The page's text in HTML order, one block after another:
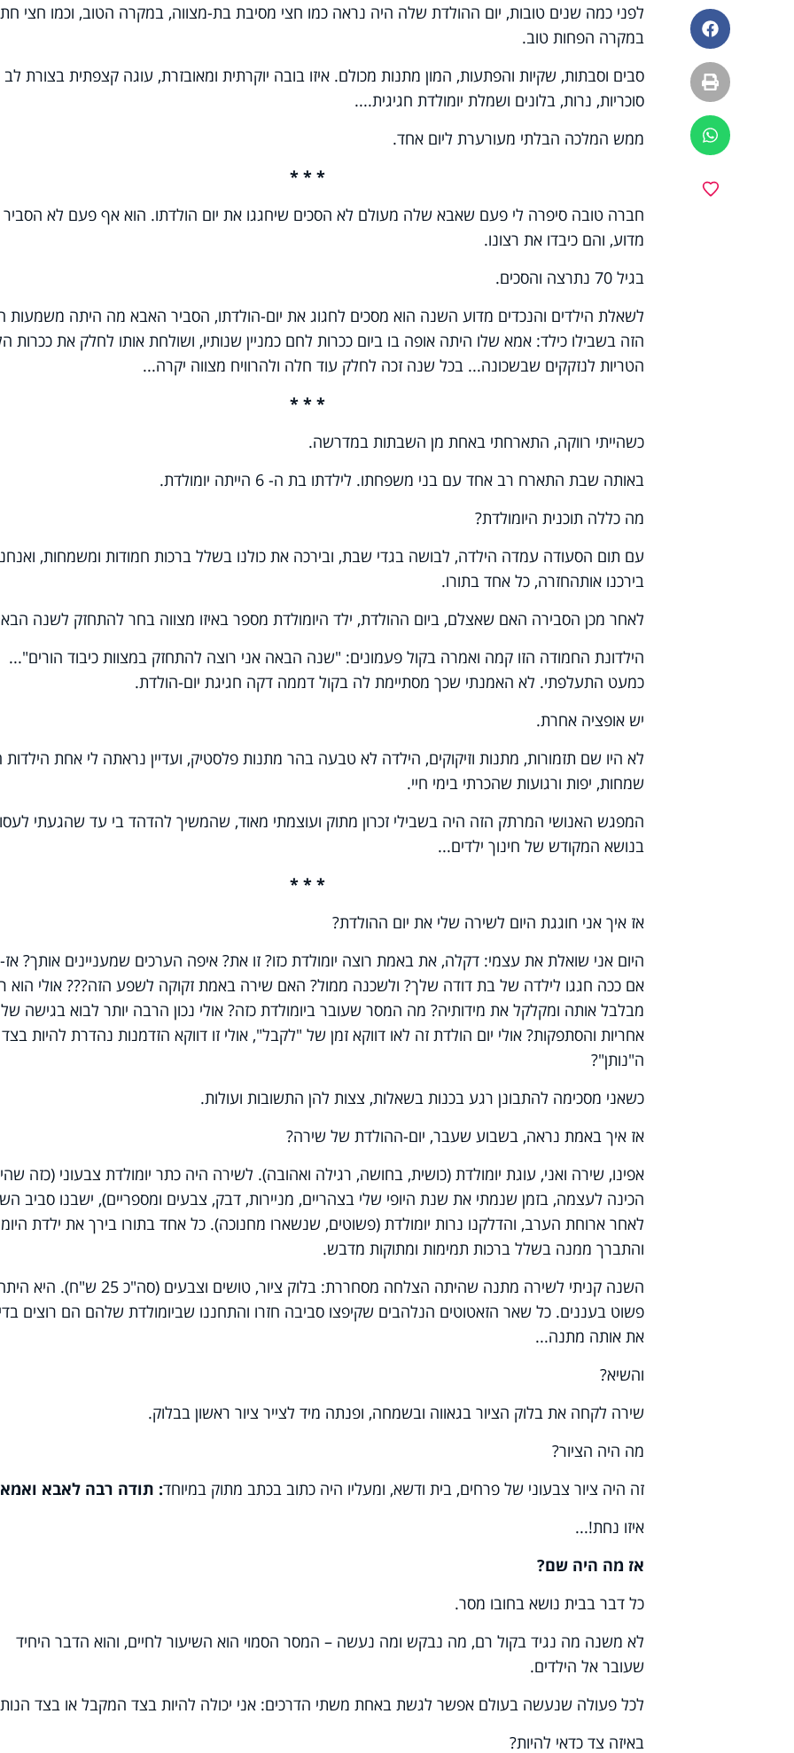
פייסבוק
הדפסה
ווטסאפ
לפני כמה שנים טובות, יום ההולדת שלה היה נראה כמו חצי מסיבת בת-מצווה, במקרה הטוב, וכמו חצי
במקרה הפחות טוב.
סבים וסבתות, שקיות והפתעות, המון מתנות מכולם. איזו בובה יוקרתית ומאובזרת, עוגה קצפתית בצורת
סוכריות, נרות, בלונים ושמלת יומולדת חגיגית....
ממש המלכה הבלתי מעורערת ליום אחד.
* * *
חברה טובה סיפרה לי פעם שאבא שלה מעולם לא הסכים שיחגגו את יום הולדתו. הוא אף פעם לא הסביר
מדוע, והם כיבדו את רצונו.
בגיל 70 נתרצה והסכים.
לשאלת הילדים והנכדים מדוע השנה הוא מסכים לחגוג את יום-הולדתו, הסביר האבא מה היתה משמעות
הזה בשבילו כילד: אמא שלו היתה אופה בו ביום ככרות לחם כמניין שנותיו, ושולחת אותו לחלק את ככרות
הטריות לנזקקים שבשכונה... בכל שנה זכה לחלק עוד חלה ולהרוויח מצווה יקרה...
* * *
כשהייתי רווקה, התארחתי באחת מן השבתות במדרשה.
באותה שבת התארח רב אחד עם בני משפחתו. לילדתו בת ה- 6 הייתה יומולדת.
מה כללה תוכנית היומולדת?
עם תום הסעודה עמדה הילדה, לבושה בגדי שבת, ובירכה את כולנו בשלל ברכות חמודות ומשמחות,
בירכנו אותהחזרה, כל אחד בתורו.
לאחר מכן הסבירה האם שאצלם, ביום ההולדת, ילד היומולדת מספר באיזו מצווה בחר להתחזק לשנה
הילדונת החמודה הזו קמה ואמרה בקול פעמונים: "שנה הבאה אני רוצה להתחזק במצוות כיבוד הורים"...
כמעט התעלפתי. לא האמנתי שכך מסתיימת לה בקול דממה דקה חגיגת יום-הולדת.
יש אופציה אחרת.
לא היו שם תזמורות, מתנות וזיקוקים, הילדה לא טבעה בהר מתנות פלסטיק, ועדיין נראתה לי אחת הילדות
שמחות, יפות ורגועות שהכרתי בימי חיי.
המפגש האנושי המרתק הזה היה בשבילי זכרון מתוק ועוצמתי מאוד, שהמשיך להדהד בי עד שהגעתי
בנושא המקודש של חינוך ילדים...
* * *
אז איך אני חוגגת היום לשירה שלי את יום ההולדת?
היום אני שואלת את עצמי: דקלה, את באמת רוצה יומולדת כזו? זו את? איפה הערכים שמעניינים אותך?
אם ככה חגגו לילדה של בת דודה שלך? ולשכנה ממול? האם שירה באמת זקוקה לשפע הזה??? אולי הוא
מבלבל אותה ומקלקל את מידותיה? מה המסר שעובר ביומולדת כזה? אולי נכון הרבה יותר לבוא בגישה של
אחריות והסתפקות? אולי יום הולדת זה לאו דווקא זמן של "לקבל", אולי זו דווקא הזדמנות נהדרת להיות בצד
ה"נותן"?
כשאני מסכימה להתבונן רגע בכנות בשאלות, צצות להן התשובות ועולות.
אז איך באמת נראה, בשבוע שעבר, יום-ההולדת של שירה?
אפינו, שירה ואני, עוגת יומולדת (כושית, בחושה, רגילה ואהובה). לשירה היה כתר יומולדת צבעוני (כזה
הכינה לעצמה, בזמן שנמתי את שנת היופי שלי בצהריים, מניירות, דבק, צבעים ומספריים), ישבנו סביב
לאחר ארוחת הערב, והדלקנו נרות יומולדת (פשוטים, שנשארו מחנוכה). כל אחד בתורו בירך את ילדת
והתברך ממנה בשלל ברכות תמימות ומתוקות מדבש.
השנה קניתי לשירה מתנה שהיתה הצלחה מסחררת: בלוק ציור, טושים וצבעים (סה"כ 25 ש"ח).
פשוט בעננים. כל שאר הזאטוטים הנלהבים שקיפצו סביבה חזרו והתחננו שביומולדת שלהם הם רוצים
את אותה מתנה...
והשיא?
שירה לקחה את בלוק הציור בגאווה ובשמחה, ופנתה מיד לצייר ציור ראשון בבלוק.
מה היה הציור?
זה היה ציור צבעוני של פרחים, בית ודשא, ומעליו היה כתוב בכתב מתוק במיוחד: תודה רבה לאבא
איזו נחת!...
אז מה היה שם?
כל דבר בבית נושא בחובו מסר.
לא משנה מה נגיד בקול רם, מה נבקש ומה נעשה – המסר הסמוי הוא השיעור לחיים, והוא הדבר היחיד
שעובר אל הילדים.
לכל פעולה שנעשה בעולם אפשר לגשת באחת משתי הדרכים: אני יכולה להיות בצד המקבל או בצד
באיזה צד כדאי להיות?